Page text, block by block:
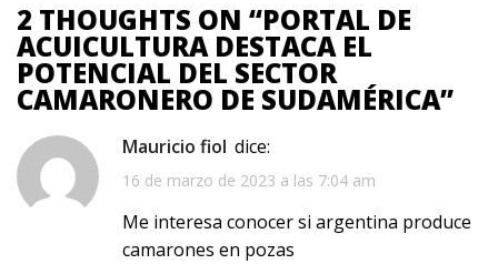
2 THOUGHTS ON “PORTAL DE
ACUICULTURA DESTACA EL
POTENCIAL DEL SECTOR
CAMARONERO DE SUDAMÉRICA”
Mauricio fiol dice:
16 de marzo de 2023 a las 7:04 am
Me interesa conocer si argentina produce
camarones en pozas